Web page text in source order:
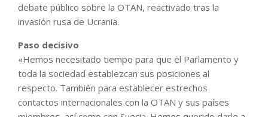
debate público sobre la OTAN, reactivado tras la
invasión rusa de Ucrania.
Paso decisivo
«Hemos necesitado tiempo para que el Parlamento y
toda la sociedad establezcan sus posiciones al
respecto. También para establecer estrechos
contactos internacionales con la OTAN y sus países